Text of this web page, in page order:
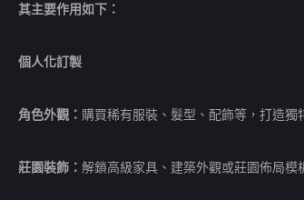
其主要作用如下：
個人化訂製
角色外觀： 購買稀有服裝、髮型、配飾等，打造獨
莊園裝飾： 解鎖高級家具、建築外觀或莊園佈局模